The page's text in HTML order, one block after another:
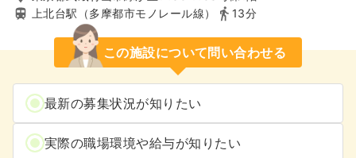
上北台駅（多摩都市モノレール線）
13分
この施設について問い合わせる
最新の募集状況が知りたい
実際の職場環境や給与が知りたい